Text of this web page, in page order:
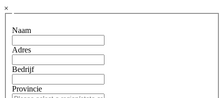
×
Naam
Adres
Bedrijf
Provincie